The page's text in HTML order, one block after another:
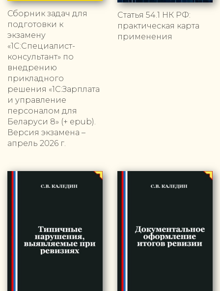
Сборник задач для
подготовки к
экзамену
«1С:Специалист-
консультант» по
внедрению
прикладного
решения «1С:Зарплата
и управление
персоналом для
Беларуси 8» (+ epub).
Версия экзамена –
апрель 2026 г.
Статья 54.1 НК РФ:
практическая карта
применения